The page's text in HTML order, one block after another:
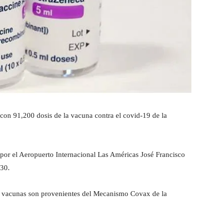
91,200 dosis de la vacuna contra el covid-19 de la
el Aeropuerto Internacional Las Américas José Francisco
son provenientes del Mecanismo Covax de la